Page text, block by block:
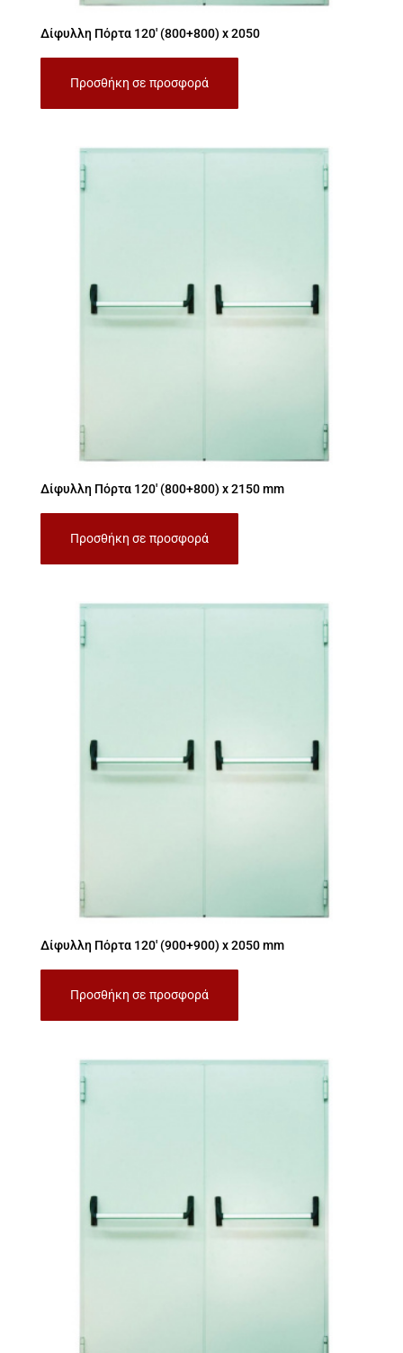
Δίφυλλη Πόρτα 120′ (800+800) x 2050
Προσθήκη σε προσφορά
Δίφυλλη Πόρτα 120′ (800+800) x 2150 mm
Προσθήκη σε προσφορά
Δίφυλλη Πόρτα 120′ (900+900) x 2050 mm
Προσθήκη σε προσφορά